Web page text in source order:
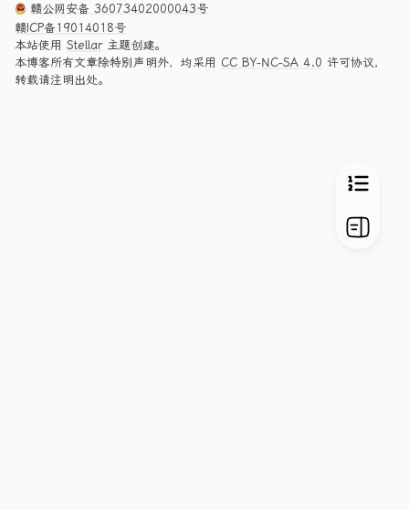
赣公网安备 36073402000043号
赣ICP备19014018号
本站使用 Stellar 主题创建。
本博客所有文章除特别声明外，均采用 CC BY-NC-SA 4.0 许可协议，
转载请注明出处。